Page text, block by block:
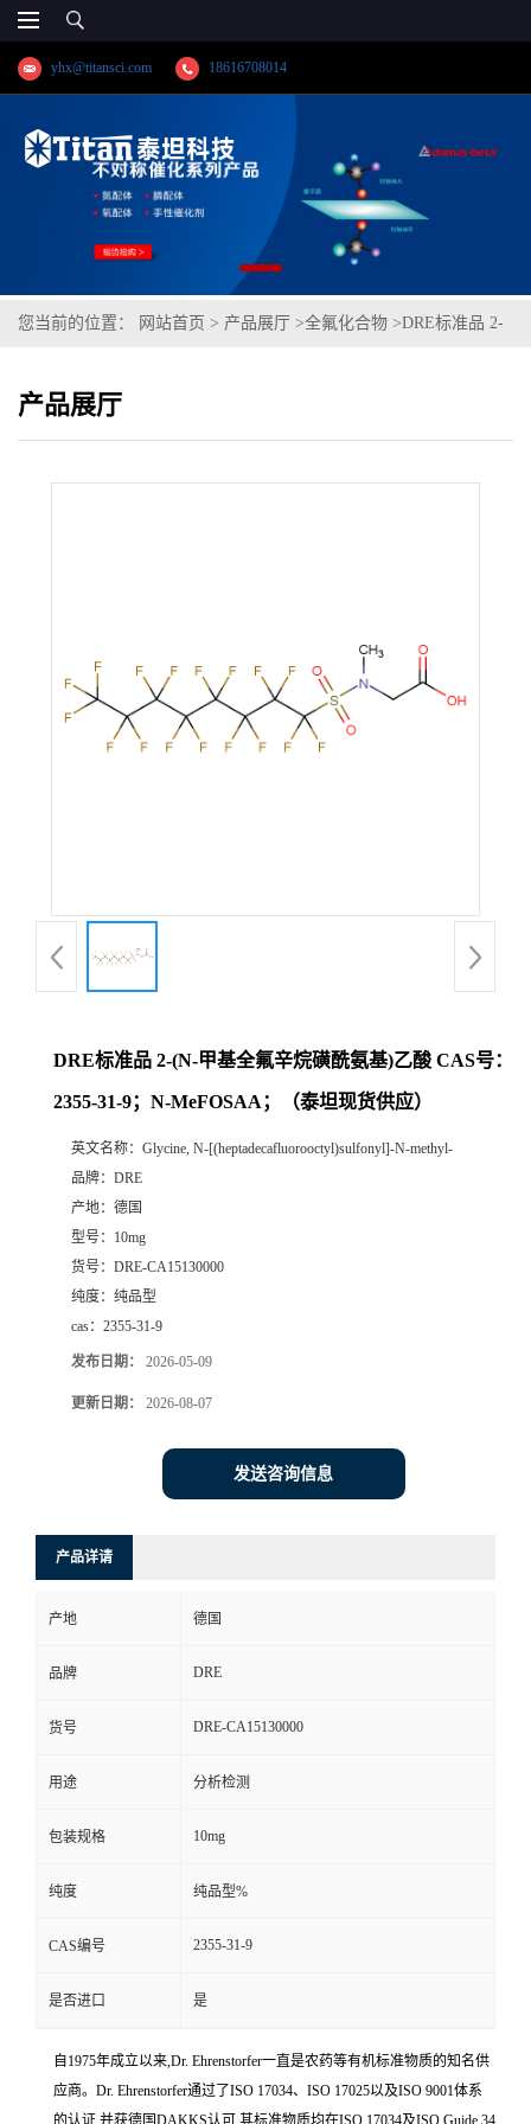
yhx@titansci.com 18616708014
您当前的位置： 网站首页 > 产品展厅 >全氟化合物 >DRE标准品 2-
（泰坦现货供应）
产品展厅
DRE标准品 2-(N-甲基全氟辛烷磺酰氨基)乙酸 CAS号：
2355-31-9；N-MeFOSAA；（泰坦现货供应）
英文名称： Glycine, N-[(heptadecafluorooctyl)sulfonyl]-N-methyl-
品牌： DRE
产地： 德国
型号： 10mg
货号： DRE-CA15130000
纯度： 纯品型
cas： 2355-31-9
发布日期： 2026-05-09
更新日期： 2026-08-07
发送咨询信息
产品详请
产地 德国
品牌 DRE
货号 DRE-CA15130000
用途 分析检测
包装规格 10mg
纯度 纯品型%
CAS编号 2355-31-9
是否进口 是
自1975年成立以来,Dr. Ehrenstorfer一直是农药等有机标准物质的知名供
应商。Dr. Ehrenstorfer通过了ISO 17034、ISO 17025以及ISO 9001体系
的认证,并获德国DAKKS认可,其标准物质均在ISO 17034及ISO Guide 34